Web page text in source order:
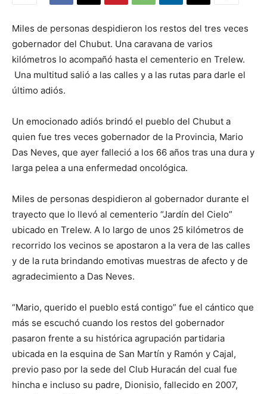
Miles de personas despidieron los restos del tres veces
gobernador del Chubut. Una caravana de varios
kilómetros lo acompañó hasta el cementerio en Trelew.
Una multitud salió a las calles y a las rutas para darle el
último adiós.
Un emocionado adiós brindó el pueblo del Chubut a
quien fue tres veces gobernador de la Provincia, Mario
Das Neves, que ayer falleció a los 66 años tras una dura y
larga pelea a una enfermedad oncológica.
Miles de personas despidieron al gobernador durante el
trayecto que lo llevó al cementerio “Jardín del Cielo”
ubicado en Trelew. A lo largo de unos 25 kilómetros de
recorrido los vecinos se apostaron a la vera de las calles
y de la ruta brindando emotivas muestras de afecto y de
agradecimiento a Das Neves.
“Mario, querido el pueblo está contigo” fue el cántico que
más se escuchó cuando los restos del gobernador
pasaron frente a su histórica agrupación partidaria
ubicada en la esquina de San Martín y Ramón y Cajal,
previo paso por la sede del Club Huracán del cual fue
hincha e incluso su padre, Dionisio, fallecido en 2007,